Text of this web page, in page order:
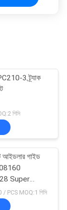
3 ট্র্যাক
পিসি
আইডলার গাইড
Super
PCS MOQ:1 পিসি